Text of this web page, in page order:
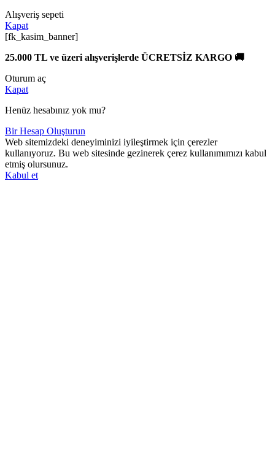
Alışveriş sepeti
Kapat
[fk_kasim_banner]
25.000 TL ve üzeri alışverişlerde ÜCRETSİZ KARGO 🚚
Oturum aç
Kapat
Henüz hesabınız yok mu?
Bir Hesap Oluşturun
Web sitemizdeki deneyiminizi iyileştirmek için çerezler
kullanıyoruz. Bu web sitesinde gezinerek çerez kullanımımızı kabul
etmiş olursunuz.
Kabul et